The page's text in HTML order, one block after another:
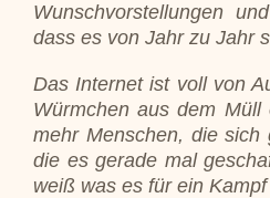
Wunschvorstellungen
dass es von Jahr zu Jahr
Das Internet ist voll von
Würmchen aus dem
mehr Menschen, die sich
die es gerade mal
weiß was es für ein